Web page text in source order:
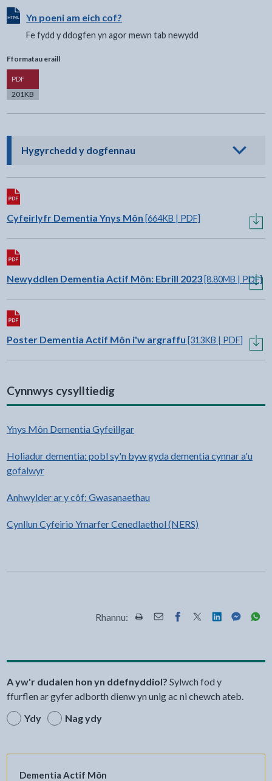
Gweler ddogfen HTML - Fe fydd y ddogfen yn agor mewn
Yn poeni am eich cof?
Fe fydd y ddogfen yn agor mewn tab newydd
Fformatau eraill
Fersiwn
PDF
201KB
Hygyrchedd y dogfennau- cliciwch i weld opsiynau
Lawrlwytho:
Cyfeirlyfr Dementia Ynys Môn [664KB | PDF]
Lawrlwytho:
Newyddlen Dementia Actif Môn: Ebrill 2023[8.80MB | PDF]
Lawrlwytho:
Poster Dementia Actif Môn i'w argraffu [313KB | PDF]
Cynnwys cysylltiedig
Ynys Môn Dementia Gyfeillgar
Holiadur dementia: pobl sy'n byw gyda dementia cynnar a'u
gofalwyr
Anhwylder ar y côf: Gwasanaethau
Cynllun Cyfeirio Ymarfer Cenedlaethol (NERS)
Rhannu: Rhannwch y dudalen hon wrth
Rhannwch y dudalen hon
Rhannwch y dudalen
Rhannwch y
Rhannwch y
A yw'r dudalen hon yn ddefnyddiol? Sylwch fod y
ffurflen ar gyfer adborth dienw yn unig ac ni chewch ateb.
Ydy
Nag ydy
Dementia Actif Môn